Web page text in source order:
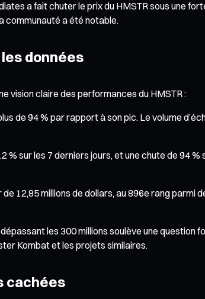
a fait chuter le prix du HMSTR sous une
communauté a été notable.
données
vision claire des performances du HMSTR :
de 94 % par rapport à son pic. Le volume
% sur les 7 derniers jours, et une chute de 94
12,85 millions de dollars, au 896e rang
les 300 millions soulève une
Kombat et les projets similaires.
cachées